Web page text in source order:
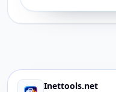
Inettools.net